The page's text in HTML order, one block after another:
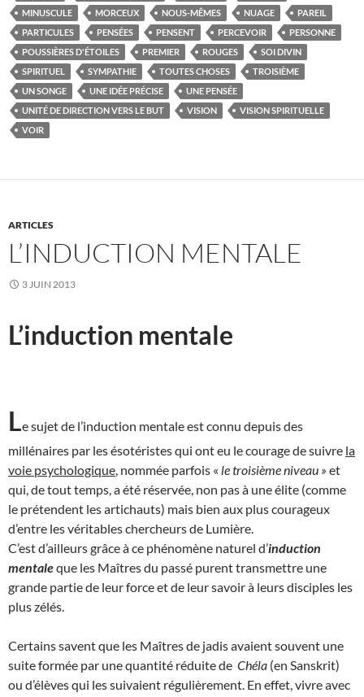
MINUSCULE
MORCEUX NOUS-MÊMES NUAGE
PAREIL
PARTICULES
PENSÉES PENSENT PERCEVOIR
PERSONNE
POUSSIÈRES D'ÉTOILES
PREMIER ROUGES
SOI DIVIN
SPIRITUEL
SYMPATHIE TOUTES CHOSES
TROISIÈME
UN SONGE
UNE IDÉE PRÉCISE
UNE PENSÉE
UNITÉ DE DIRECTION VERS LE BUT
VISION
VISION SPIRITUELLE
VOIR
ARTICLES
L’INDUCTION MENTALE
3 JUIN 2013
L’induction mentale
Le sujet de l’induction mentale est connu depuis des
millénaires par les ésotéristes qui ont eu le courage de suivre la
voie psychologique , nommée parfois « le troisième niveau » et
qui, de tout temps, a été réservée, non pas à une élite (comme
le prétendent les artichauts) mais bien aux plus courageux
d’entre les véritables chercheurs de Lumière.
C’est d’ailleurs grâce à ce phénomène naturel d’induction
mentaleque les Maîtres du passé purent transmettre une
grande partie de leur force et de leur savoir à leurs disciples les
plus zélés.
Certains savent que les Maîtres de jadis avaient souvent une
suite formée par une quantité réduite de Chéla (en Sanskrit)
ou d’élèves qui les suivaient régulièrement. En effet, vivre avec